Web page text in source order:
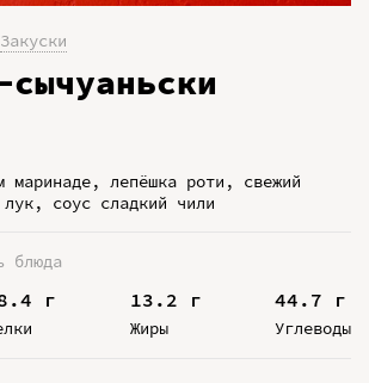
Закуски
маринаде, лепёшка роти, свежий
соус сладкий чили
блюда
г 13.2 г
Жиры
44.7 г
Углеводы